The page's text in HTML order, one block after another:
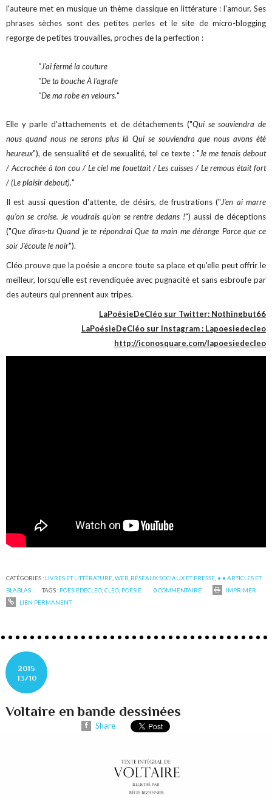
l'auteure met en musique un thème classique en littérature : l'amour. Ses
phrases sèches sont des petites perles et le site de micro-blogging
regorge de petites trouvailles, proches de la perfection :
"J'ai fermé la couture
"De ta bouche À l'agrafe
"De ma robe en velours."
Elle y parle d'attachements et de détachements ("Qui se souviendra de
nous quand nous ne serons plus là Qui se souviendra que nous avons été
heureux"), de sensualité et de sexualité, tel ce texte : "Je me tenais debout
/ Accrochée à ton cou / Le ciel me fouettait / Les cuisses / Le remous était fort
/ (Le plaisir debout)."
Il est aussi question d'attente, de désirs, de frustrations ("J'en ai marre
qu'on se croise. Je voudrais qu'on se rentre dedans !") aussi de déceptions
("Que diras-tu Quand je te répondrai Que ta main me dérange Parce que ce
soir J'écoute le noir").
Cléo prouve que la poésie a encore toute sa place et qu'elle peut offrir le
meilleur, lorsqu'elle est revendiquée avec pugnacité et sans esbroufe par
des auteurs qui prennent aux tripes.
LaPoésieDeCléo sur Twitter: Nothingbut66
LaPoésieDeCléo sur Instagram : Lapoesiedecleo
http://iconosquare.com/lapoesiedecleo
CATÉGORIES : LIVRES ET LITTÉRATURE ,WEB, RÉSEAUX SOCIAUX ET PRESSE • • ARTICLES ET
BLABLAS
TAGS : POESIEDECLEO ,CLEO POÉSIE 0COMMENTAIRE
IMPRIMER
LIEN PERMANENT
2015
13/10
Voltaire en bande dessinées
Share